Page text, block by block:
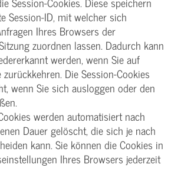
Session-ID, mit welcher sich
Ihres Browsers der
zuordnen lassen. Dadurch kann
werden, wenn Sie auf
Die Session-Cookies
wenn Sie sich ausloggen oder den
werden automatisiert nach
Dauer gelöscht, die sich je nach
kann. Sie können die Cookies in
Ihres Browsers jederzeit